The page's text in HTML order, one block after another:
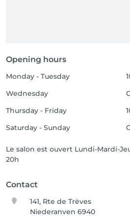
Opening hours
Monday - Tuesday
Wednesday
Thursday - Friday
Saturday - Sunday
Le salon est ouvert Lundi-Mardi-
20h
Contact
141, Rte de Trèves
Niederanven 6940